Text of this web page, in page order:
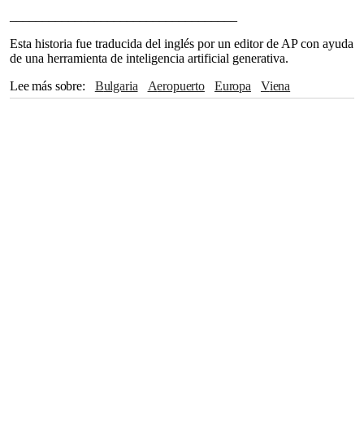
Esta historia fue traducida del inglés por un editor de AP con ayuda
de una herramienta de inteligencia artificial generativa.
Lee más sobre
Bulgaria Aeropuerto Europa
Viena